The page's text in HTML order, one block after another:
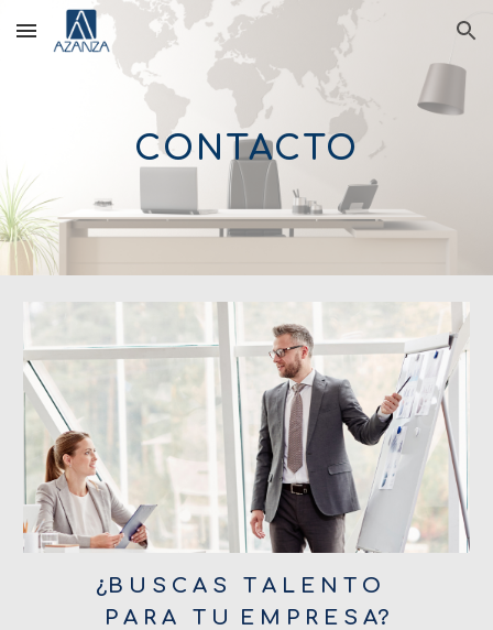
Skip to main content Skip to navigation
CONTACTO
¿B U S C A S   T A L E N T O
P A R A   T U  E M P R E S A?